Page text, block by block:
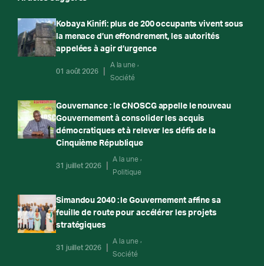
Kobaya Kinifi: plus de 200 occupants vivent sous
la menace d’un effondrement, les autorités
appelées à agir d’urgence
01 août 2026
A la une
Société
Gouvernance : le CNOSCG appelle le nouveau
Gouvernement à consolider les acquis
démocratiques et à relever les défis de la
Cinquième République
31 juillet 2026
A la une
Politique
Simandou 2040 : le Gouvernement affine sa
feuille de route pour accélérer les projets
stratégiques
31 juillet 2026
A la une
Société